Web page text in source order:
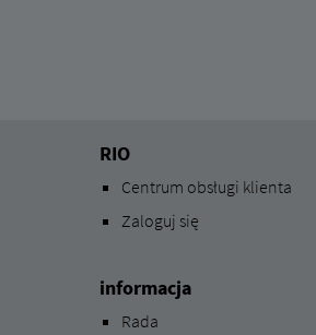
RIO
Centrum obsługi klienta
Zaloguj się
informacja
Rada